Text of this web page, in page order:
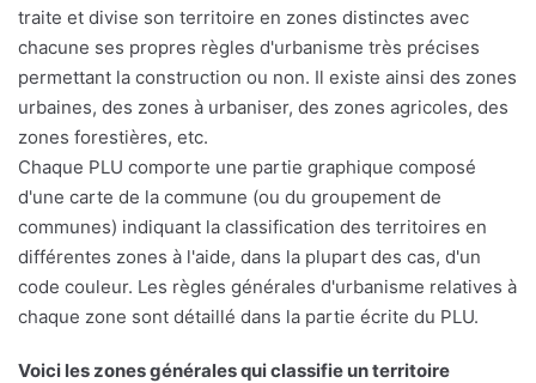
traite et divise son territoire en zones distinctes avec
chacune ses propres règles d'urbanisme très précises
permettant la construction ou non. Il existe ainsi des zones
urbaines, des zones à urbaniser, des zones agricoles, des
zones forestières, etc.
Chaque PLU comporte une partie graphique composé
d'une carte de la commune (ou du groupement de
communes) indiquant la classification des territoires en
différentes zones à l'aide, dans la plupart des cas, d'un
code couleur. Les règles générales d'urbanisme relatives à
chaque zone sont détaillé dans la partie écrite du PLU.
Voici les zones générales qui classifie un territoire